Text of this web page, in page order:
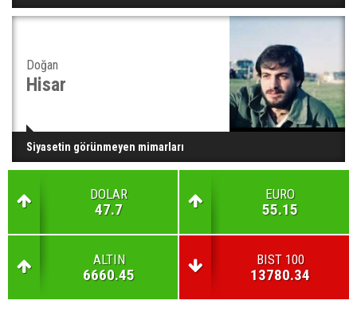
Doğan
Hisar
Siyasetin görünmeyen mimarları
DOLAR
47.7
EURO
55.15
ALTIN
6660.45
BIST 100
13780.34